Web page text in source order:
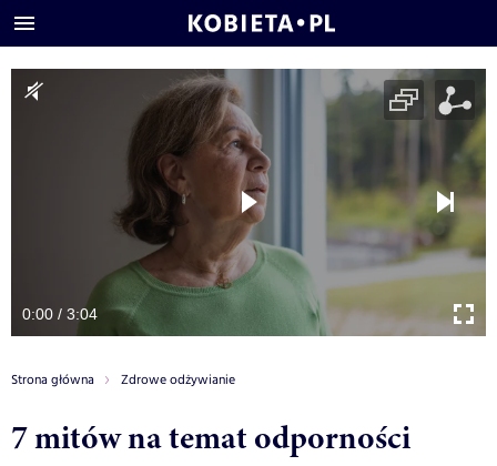
0:00 / 3:04
Strona główna Zdrowe odżywianie
7 mitów na temat odporności